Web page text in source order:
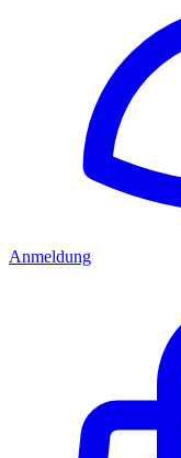
Anmeldung